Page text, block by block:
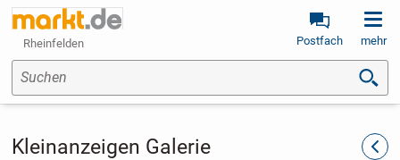
Rheinfelden Postfach mehr
Suchen
Kleinanzeigen Galerie